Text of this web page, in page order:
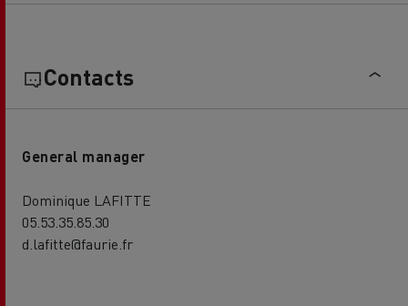
Contacts
General manager
Dominique LAFITTE
05.53.35.85.30
d.lafitte@faurie.fr